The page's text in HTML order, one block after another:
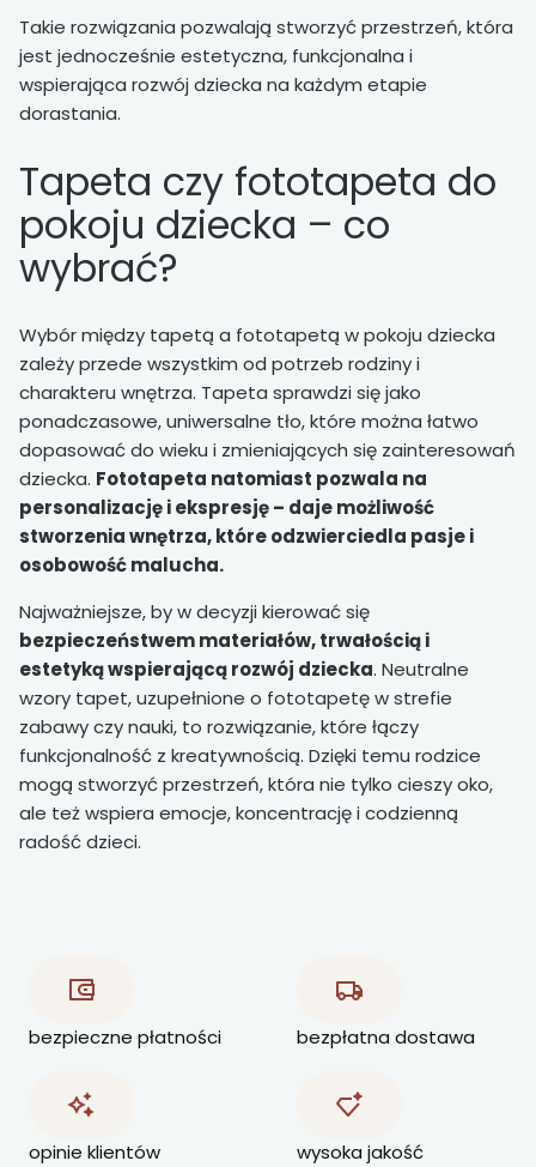
Takie rozwiązania pozwalają stworzyć przestrzeń, która
jest jednocześnie estetyczna, funkcjonalna i
wspierająca rozwój dziecka na każdym etapie
dorastania.
Tapeta czy fototapeta do
pokoju dziecka – co
wybrać?
Wybór między tapetą a fototapetą w pokoju dziecka
zależy przede wszystkim od potrzeb rodziny i
charakteru wnętrza. Tapeta sprawdzi się jako
ponadczasowe, uniwersalne tło, które można łatwo
dopasować do wieku i zmieniających się zainteresowań
dziecka. Fototapeta natomiast pozwala na
personalizację i ekspresję – daje możliwość
stworzenia wnętrza, które odzwierciedla pasje i
osobowość malucha.
Najważniejsze, by w decyzji kierować się
bezpieczeństwem materiałów, trwałością i
estetyką wspierającą rozwój dziecka. Neutralne
wzory tapet, uzupełnione o fototapetę w strefie
zabawy czy nauki, to rozwiązanie, które łączy
funkcjonalność z kreatywnością. Dzięki temu rodzice
mogą stworzyć przestrzeń, która nie tylko cieszy oko,
ale też wspiera emocje, koncentrację i codzienną
radość dzieci.
bezpieczne płatności bezpłatna dostawa
opinie klientów wysoka jakość